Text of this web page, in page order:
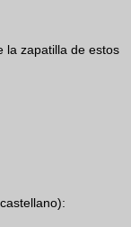
la zapatilla de estos